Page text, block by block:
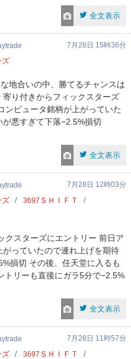
全文表示
7月28日 15時36分
ズ
地合いの中、勝てるチャンスは
り付きからフィックスターズ
ンピュータ銘柄が上がっていた
悪すぎて下落−2.5%損切
全文表示
7月28日 12時03分
ズ 3697 ＳＨＩＦＴ
クスターズにエントリー 前日ア
っていたので連れ上げを期待
損切 その後、任天堂に入るも
トリーも直後にガラ5分で−2.5%
全文表示
7月28日 11時57分
ズ 3697 ＳＨＩＦＴ